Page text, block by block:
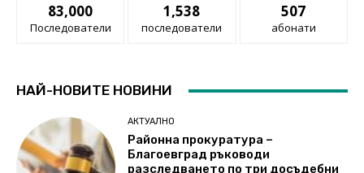
83,000
Последователи
1,538
последователи
507
абонати
НАЙ-НОВИТЕ НОВИНИ
АКТУАЛНО
Районна прокуратура –
Благоевград ръководи
разследването по три досъдебни